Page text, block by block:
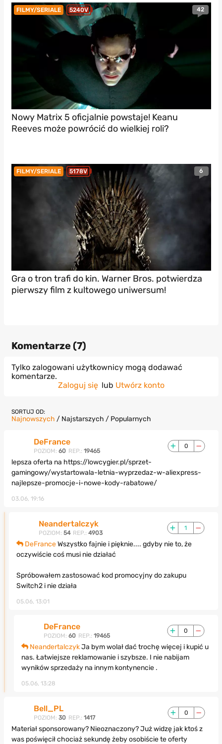
FILMY/SERIALE 5240V 42
Nowy Matrix 5 oficjalnie powstaje! Keanu
Reeves może powrócić do wielkiej roli?
FILMY/SERIALE 5178V 6
Gra o tron trafi do kin. Warner Bros. potwierdza
pierwszy film z kultowego uniwersum!
Komentarze (7)
Tylko zalogowani użytkownicy mogą dodawać
komentarze.
Zaloguj się lub Utwórz konto
SORTUJ OD:
Najnowszych / Najstarszych / Popularnych
DeFrance
POZIOM: 60 REP.: 19465
0
lepsza oferta na https://lowcygier.pl/sprzet-
gamingowy/wystartowala-letnia-wyprzedaz-w-aliexpress-
najlepsze-promocje-i-nowe-kody-rabatowe/
03.06, 19:16
Neandertalczyk
POZIOM: 54 REP.: 4903
1
DeFranceWszystko fajnie i pięknie.... gdyby nie to, że
oczywiście coś musi nie działać
Spróbowałem zastosować kod promocyjny do zakupu
Switch2 i nie działa
05.06, 13:01
DeFrance
POZIOM: 60 REP.: 19465
0
NeandertalczykJa bym wolał dać trochę więcej i kupić u
nas. Łatwiejsze reklamowanie i szybsze. I nie nabijam
wyników sprzedaży na innym kontynencie .
05.06, 13:28
Bell_PL
POZIOM: 30 REP.: 1417
0
Materiał sponsorowany? Nieoznaczony? Już widzę jak ktoś z
was poświęcił chociaż sekundę żeby osobiście te oferty